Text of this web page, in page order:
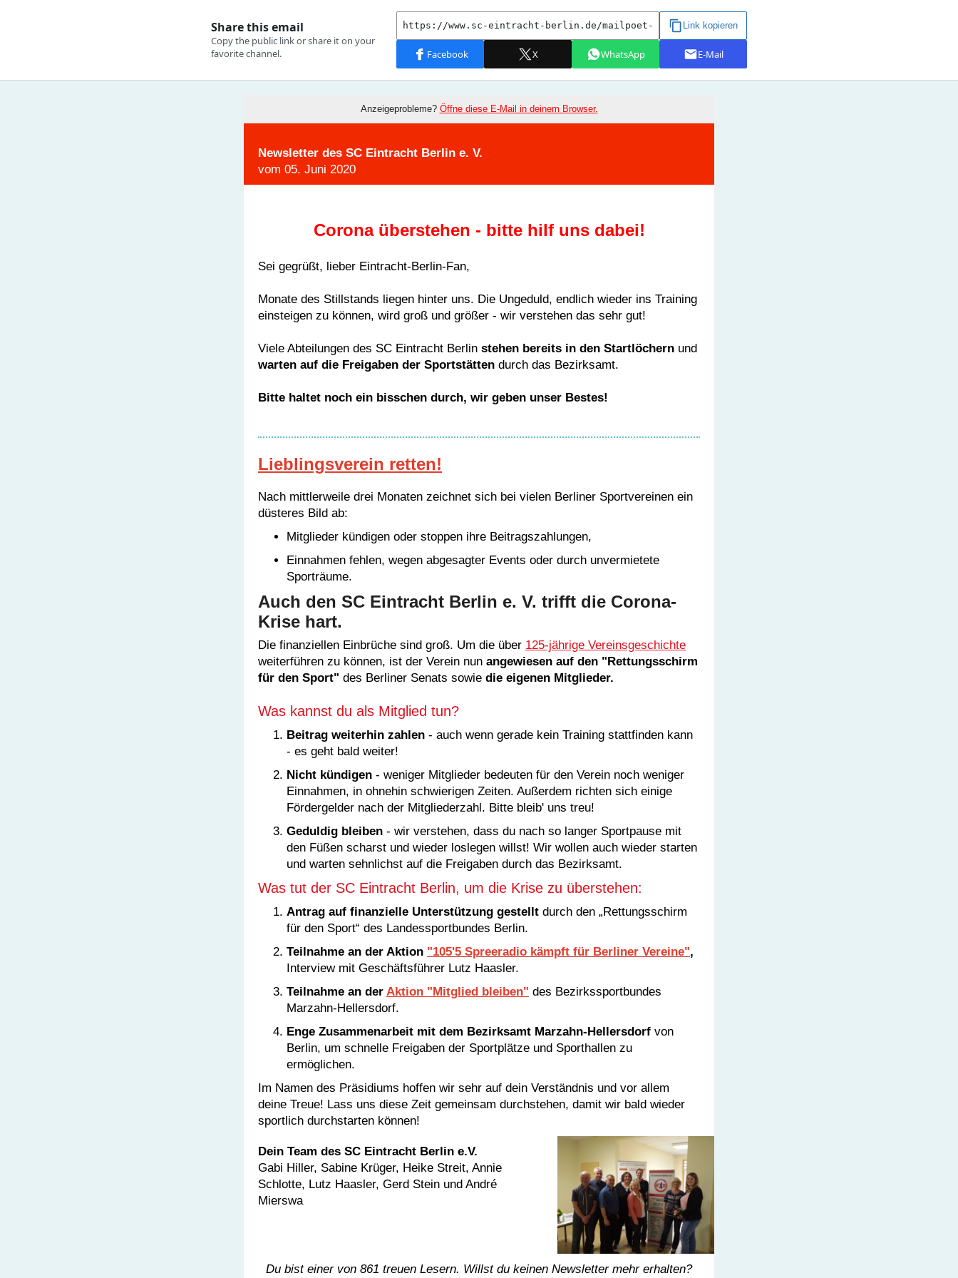
Anzeigeprobleme? Öffne diese E-Mail in deinem Browser.
Newsletter des SC Eintracht Berlin e. V.
vom 05. Juni 2020
Corona überstehen - bitte hilf uns dabei!
Sei gegrüßt, lieber Eintracht-Berlin-Fan,
Monate des Stillstands liegen hinter uns. Die Ungeduld, endlich wieder ins Training
einsteigen zu können, wird groß und größer - wir verstehen das sehr gut!
Viele Abteilungen des SC Eintracht Berlin stehen bereits in den Startlöchern und
warten auf die Freigaben der Sportstätten durch das Bezirksamt.
Bitte haltet noch ein bisschen durch, wir geben unser Bestes!
Lieblingsverein retten!
Nach mittlerweile drei Monaten zeichnet sich bei vielen Berliner Sportvereinen ein
düsteres Bild ab:
Mitglieder kündigen oder stoppen ihre Beitragszahlungen,
Einnahmen fehlen, wegen abgesagter Events oder durch unvermietete
Sporträume.
Auch den SC Eintracht Berlin e. V. trifft die Corona-
Krise hart.
Die finanziellen Einbrüche sind groß. Um die über 125-jährige Vereinsgeschichte
weiterführen zu können, ist der Verein nun angewiesen auf den "Rettungsschirm
für den Sport" des Berliner Senats sowie die eigenen Mitglieder.
Was kannst du als Mitglied tun?
Beitrag weiterhin zahlen - auch wenn gerade kein Training stattfinden kann
- es geht bald weiter!
Nicht kündigen - weniger Mitglieder bedeuten für den Verein noch weniger
Einnahmen, in ohnehin schwierigen Zeiten. Außerdem richten sich einige
Fördergelder nach der Mitgliederzahl. Bitte bleib' uns treu!
Geduldig bleiben - wir verstehen, dass du nach so langer Sportpause mit
den Füßen scharst und wieder loslegen willst! Wir wollen auch wieder starten
und warten sehnlichst auf die Freigaben durch das Bezirksamt.
Was tut der SC Eintracht Berlin, um die Krise zu überstehen:
Antrag auf finanzielle Unterstützung gestellt durch den „Rettungsschirm
für den Sport“ des Landessportbundes Berlin.
Teilnahme an der Aktion "105'5 Spreeradio kämpft für Berliner Vereine",
Interview mit Geschäftsführer Lutz Haasler.
Teilnahme an der Aktion "Mitglied bleiben" des Bezirkssportbundes
Marzahn-Hellersdorf.
Enge Zusammenarbeit mit dem Bezirksamt Marzahn-Hellersdorf von
Berlin, um schnelle Freigaben der Sportplätze und Sporthallen zu
ermöglichen.
Im Namen des Präsidiums hoffen wir sehr auf dein Verständnis und vor allem
deine Treue! Lass uns diese Zeit gemeinsam durchstehen, damit wir bald wieder
sportlich durchstarten können!
Dein Team des SC Eintracht Berlin e.V.
Gabi Hiller, Sabine Krüger, Heike Streit, Annie
Schlotte, Lutz Haasler, Gerd Stein und André
Mierswa
Du bist einer von 861 treuen Lesern. Willst du keinen Newsletter mehr erhalten?